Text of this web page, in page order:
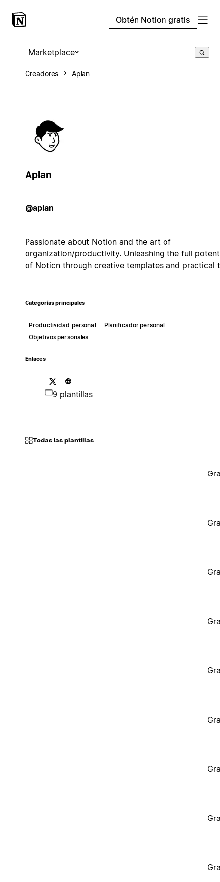
Obtén Notion gratis
Marketplace
Creadores Aplan
Aplan
@aplan
Passionate about Notion and the art of
organization/productivity. Unleashing the full
of Notion through creative templates and practical
Categorías principales
Productividad personal
Planificador personal
Objetivos personales
Enlaces
9 plantillas
Todas las plantillas